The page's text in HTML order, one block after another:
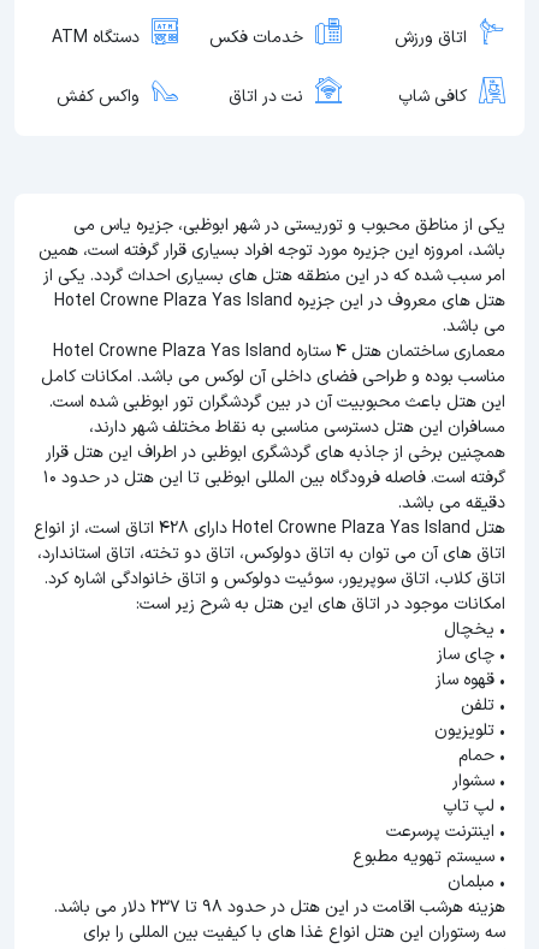
اتاق ورزش خدمات فکس دستگاه ATM
کافی شاپ نت در اتاق واکس کفش
یکی از مناطق محبوب و توریستی در شهر ابوظبی، جزیره یاس می
باشد، امروزه این جزیره مورد توجه افراد بسیاری قرار گرفته است، همین
امر سبب شده که در این منطقه هتل های بسیاری احداث گردد. یکی از
هتل های معروف در این جزیره Hotel Crowne Plaza Yas Island
می باشد.
معماری ساختمان هتل 4 ستاره Hotel Crowne Plaza Yas Island
مناسب بوده و طراحی فضای داخلی آن لوکس می باشد. امکانات کامل
این هتل باعث محبوبیت آن در بین گردشگران تور ابوظبی شده است.
مسافران این هتل دسترسی مناسبی به نقاط مختلف شهر دارند،
همچنین برخی از جاذبه های گردشگری ابوظبی در اطراف این هتل قرار
گرفته است. فاصله فرودگاه بین المللی ابوظبی تا این هتل در حدود 10
دقیقه می باشد.
هتل Hotel Crowne Plaza Yas Island دارای 428 اتاق است، از انواع
اتاق های آن می توان به اتاق دولوکس، اتاق دو تخته، اتاق استاندارد،
اتاق کلاب، اتاق سوپریور، سوئیت دولوکس و اتاق خانوادگی اشاره کرد.
امکانات موجود در اتاق های این هتل به شرح زیر است:
• یخچال
• چای ساز
• قهوه ساز
• تلفن
• تلویزیون
• حمام
• سشوار
• لپ تاپ
• اینترنت پرسرعت
• سیستم تهویه مطبوع
• مبلمان
هزینه هرشب اقامت در این هتل در حدود 98 تا 237 دلار می باشد.
سه رستوران این هتل انواع غذا های با کیفیت بین المللی را برای